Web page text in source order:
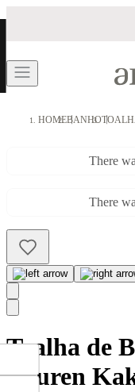
HOMEBANHO
There
There
Toalha de
Lauren